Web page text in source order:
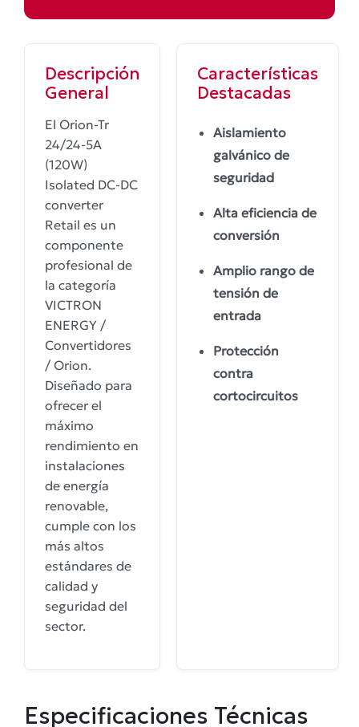
Descripción
General
El Orion-Tr
24/24-5A
(120W)
Isolated DC-DC
converter
Retail es un
componente
profesional de
la categoría
VICTRON
ENERGY /
Convertidores
/ Orion.
Diseñado para
ofrecer el
máximo
rendimiento en
instalaciones
de energía
renovable,
cumple con los
más altos
estándares de
calidad y
seguridad del
sector.
Características
Destacadas
Aislamiento
galvánico de
seguridad
Alta eficiencia de
conversión
Amplio rango de
tensión de
entrada
Protección
contra
cortocircuitos
Especificaciones Técnicas